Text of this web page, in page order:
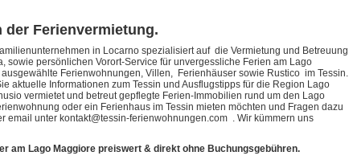
Ferienvermietung.
in Locarno spezialisiert auf die Vermietung und Betreuung
sowie persönlichen Vorort-Service für unvergessliche Ferien am Lago
Ferienwohnungen, Villen, Ferienhäuser sowie Rustico im Tessin.
aktuelle Informationen zum Tessin und Ausflugstipps für die Region Lago
vermietet und betreut gepflegte Ferien-Immobilien rund um den Lago
oder ein Ferienhaus im Tessin mieten möchten und Fragen dazu
email unter kontakt@tessin-ferienwohnungen.com . Wir kümmern uns
am Lago Maggiore preiswert & direkt ohne Buchungsgebühren.